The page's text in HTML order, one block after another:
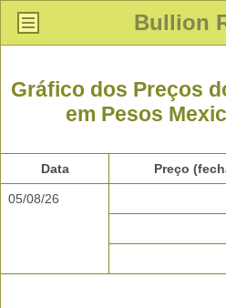
Bullion
Gráfico dos Preços
em Pesos
Data Preço
05/08/26